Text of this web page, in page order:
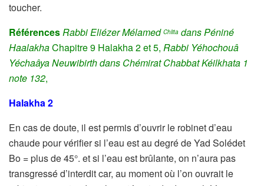
toucher.
RéférencesRabbi Eliézer Mélamed Chlita dans Péniné
HaalakhaChapitre 9 Halakha 2 et 5, Rabbi Yéhochouâ
Yéchaâya Neuwibirth dans Chémirat Chabbat Kéilkhata 1
note 132,
Halakha 2
En cas de doute, il est permis d’ouvrir le robinet d’eau
chaude pour vérifier si l’eau est au degré de Yad Solédet
Bo = plus de 45°. et si l’eau est brûlante, on n’aura pas
transgressé d’interdit car, au moment où l’on ouvrait le